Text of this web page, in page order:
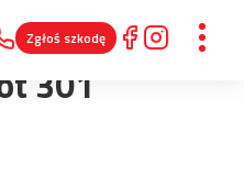
Zgłoś szkodę
301